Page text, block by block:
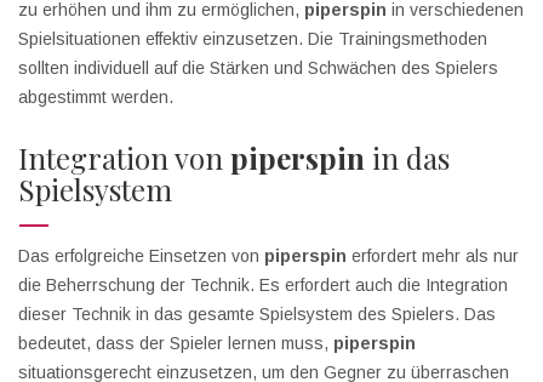
zu erhöhen und ihm zu ermöglichen, piperspin in verschiedenen
Spielsituationen effektiv einzusetzen. Die Trainingsmethoden
sollten individuell auf die Stärken und Schwächen des Spielers
abgestimmt werden.
Integration von piperspin in das
Spielsystem
Das erfolgreiche Einsetzen von piperspin erfordert mehr als nur
die Beherrschung der Technik. Es erfordert auch die Integration
dieser Technik in das gesamte Spielsystem des Spielers. Das
bedeutet, dass der Spieler lernen muss, piperspin
situationsgerecht einzusetzen, um den Gegner zu überraschen